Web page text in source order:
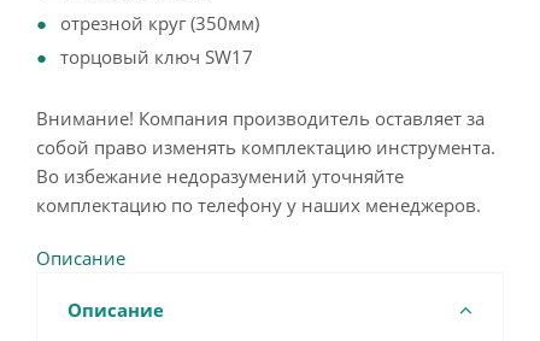
отрезной круг (350мм)
торцовый ключ SW17
Внимание! Компания производитель оставляет за
собой право изменять комплектацию инструмента.
Во избежание недоразумений уточняйте
комплектацию по телефону у наших менеджеров.
Описание
Описание